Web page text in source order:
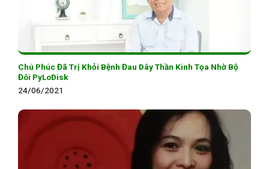
Chú Phúc Đã Trị Khỏi Bệnh Đau Dây Thần Kinh Tọa Nhờ Bộ
Đôi PyLoDisk
24/06/2021